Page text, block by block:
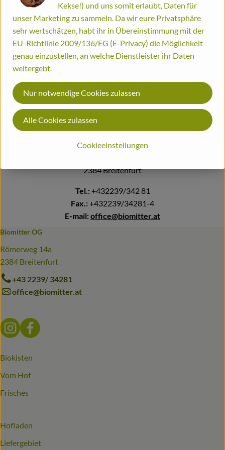
Bestellinformationen
Biohof
Ihre Rechte
Meta-Pixel
Stand: 01/2019
Sie erreichen uns unter folgenden Kontaktdaten:
Biomitter OG
2384 Breitenfurt
Tel.: +432239/342 81
Fax.: +432239/34281-4
E-mail: office@biomitter.at
Biomitter OG
Römerweg 14a
2384 Breitenfurt
+43 2239/ 34281
office@biomitter.at
Externer Link zu https://www.instagram.com/
Externer Link zu https://www.facebook.com/
Biokisten
Vom Hof
Frisches
Hofladen
Liefergebiet
Kekse!) und uns somit erlaubt, Daten für
unser Marketing zu sammeln. Da wir eure Privatsphäre
sehr wertschätzen, habt ihr in Übereinstimmung mit der
EU-Richtlinie 2009/136/EG (E-Privacy) die Möglichkeit
genau einzustellen, an welche Dienstleister ihr Daten
weitergebt.
Cookieeinstellungen
Nur notwendige Cookies zulassen
Alle Cookies zulassen